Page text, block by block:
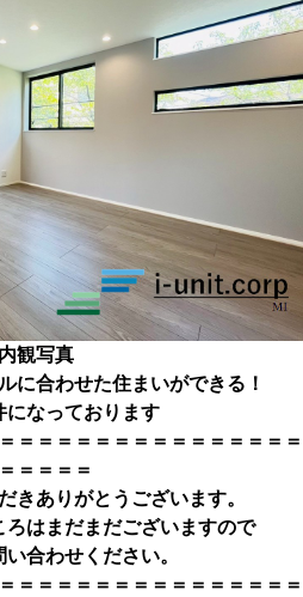
内観写真
に合わせた住まいができる！
になっております
＝＝＝＝＝＝＝＝＝＝＝＝＝＝＝
＝＝＝＝
きありがとうございます。
ろはまだまだございますので
合わせください。
＝＝＝＝＝＝＝＝＝＝＝＝＝＝＝